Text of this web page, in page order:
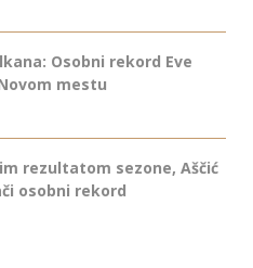
Osobni rekord Eve
mestu
rezultatom sezone, Aščić
osobni rekord